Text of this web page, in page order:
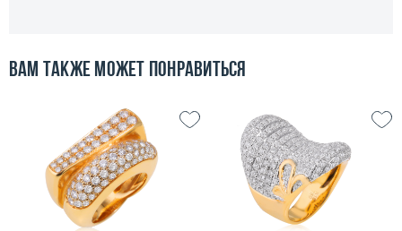
Вам также может понравиться